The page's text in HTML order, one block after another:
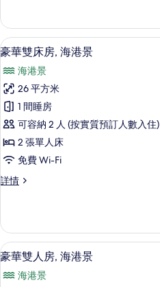
市
景
的
相
片
房,
城
市
詳
情
載
入
所
有
豪
華
雙
床
房,
港
景
的
相
3
豪華雙床房, 海港景
海港景
26 平方米
1 間睡房
可容納 2 人 (按實質預訂人數入住)
2 張單人床
免費 Wi-Fi
詳情
豪
房,
海
港
詳
載
入
4
豪華雙人房, 海港景
海港景